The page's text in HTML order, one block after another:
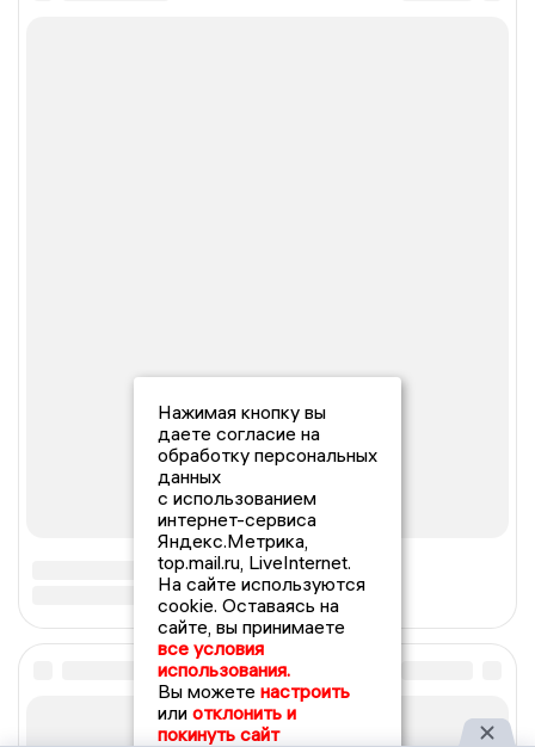
Нажимая кнопку вы
даете согласие на
обработку персональных
данных
с использованием
интернет-сервиса
Яндекс.Метрика,
top.mail.ru, LiveInternet.
На сайте используются
cookie. Оставаясь на
сайте, вы принимаете
все условия
использования.
Вы можете настроить
или отклонить и
покинуть сайт